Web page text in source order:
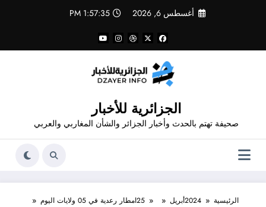
أغسطس 6, 2026 1:57:36 PM
الجزائرية للأخبار
صحيفة تهتم بالحدث وأخبار الجزائر والشأن المغاربي والعربي
الرئيسية 2024أبريل 25امطار رعدية في 05 ولايات اليوم